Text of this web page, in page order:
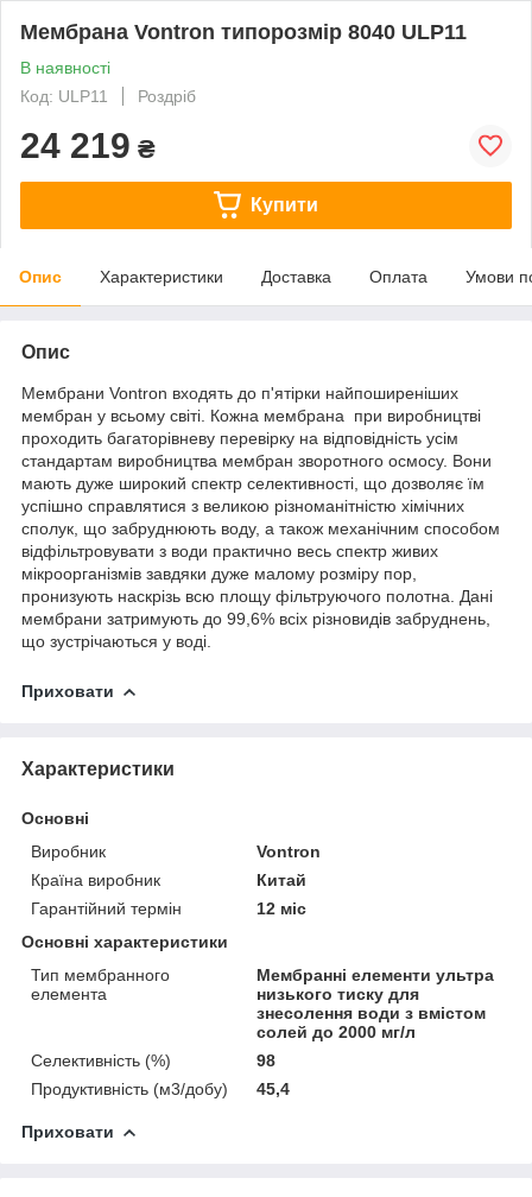
Мембрана Vontron типорозмір 8040 ULP11
В наявності
Код: ULP11
Роздріб
24 219 ₴
Купити
Опис Характеристики Доставка Оплата Умови
Опис
Mембрани Vontron входять до п'ятірки найпоширеніших
мембран у всьому світі. Кожна мембрана при виробництві
проходить багаторівневу перевірку на відповідність усім
стандартам виробництва мембран зворотного осмосу. Вони
мають дуже широкий спектр селективності, що дозволяє їм
успішно справлятися з великою різноманітністю хімічних
сполук, що забруднюють воду, а також механічним способом
відфільтровувати з води практично весь спектр живих
мікроорганізмів завдяки дуже малому розміру пор,
пронизують наскрізь всю площу фільтруючого полотна. Дані
мембрани затримують до 99,6% всіх різновидів забруднень,
що зустрічаються у воді.
Приховати
Характеристики
Основні
Виробник
Vontron
Країна виробник
Китай
Гарантійний термін
12 міс
Основні характеристики
Тип мембранного
елемента
Мембранні елементи ультра
низького тиску для
знесолення води з вмістом
солей до 2000 мг/л
Селективність (%)
98
Продуктивність (м3/добу)
45,4
Приховати